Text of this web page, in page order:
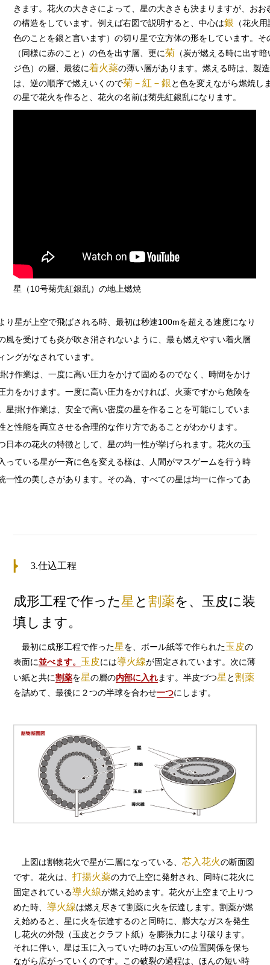
きます。花火の大きさによって、星の大きさも決まりますが、おお
の構造をしています。例えば右図で説明すると、中心は銀 （花火
色のことを銀と言います）の切り星で立方体の形をしています。そ
（同様に赤のこと）の色を出す層、更に菊 （炭が燃える時に出す
ジ色）の層、最後に着火薬の薄い層があります。燃える時は、製
は、逆の順序で燃えいくので菊－紅－銀と色を変えながら燃焼し
の星で花火を作ると、花火の名前は菊先紅銀乱になります。
星（10号菊先紅銀乱）の地上燃焼
星が上空で飛ばされる時、最初は秒速100mを超える速度になり
風を受けても炎が吹き消されないように、最も燃えやすい着火層
ングがなされています。
作業は、一度に高い圧力をかけて固めるのでなく、時間をかけ
力をかけます。一度に高い圧力をかければ、火薬ですから危険を
星掛け作業は、安全で高い密度の星を作ることを可能にしていま
と性能を両立させる合理的な作り方であることがわかります。
本の花火の特徴として、星の均一性が挙げられます。花火の玉
っている星が一斉に色を変える様は、人間がマスゲームを行う時
一性の美しさがあります。その為、すべての星は均一に作ってあ
3.仕込工程
成形工程で作った星 と割薬を、玉皮に装
填します。
最初に成形工程で作った星を、ボール紙等で作られた玉皮の
表面に並べます。 玉皮には導火線が固定されています。次に薄
い紙と共に割薬を星の層の内部に入れます。半皮づつ星 と割薬
を詰めて、最後に２つの半球を合わせ一つにします。
上図は割物花火で星が二層になっている、芯入花火の断面図
です。花火は、打揚火薬の力で上空に発射され、同時に花火に
固定されている導火線が燃え始めます。花火が上空まで上りつ
めた時、導火線は燃え尽きて割薬に火を伝達します。割薬が燃
え始めると、星に火を伝達するのと同時に、膨大なガスを発生
し花火の外殻（玉皮とクラフト紙）を膨張力により破ります。
それに伴い、星は玉に入っていた時のお互いの位置関係を保ち
ながら広がっていくのです。この破裂の過程は、ほんの短い時